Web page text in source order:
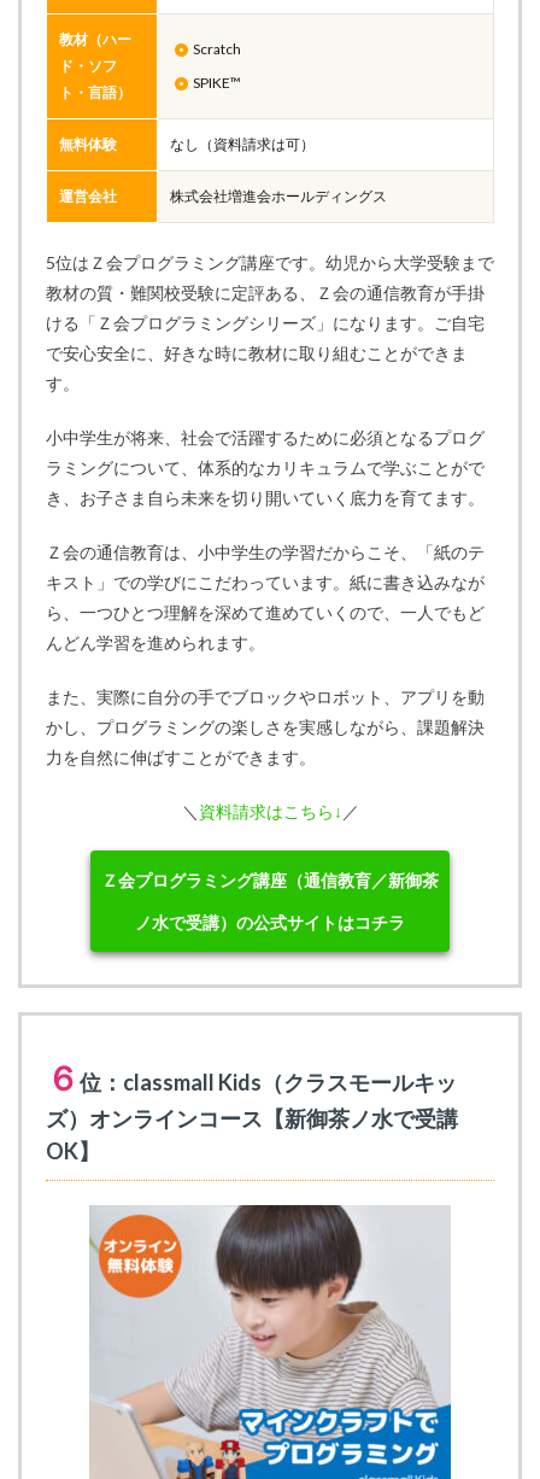
教材（ハー
ド・ソフ
ト・言語）
Scratch
SPIKE™
無料体験 なし（資料請求は可）
運営会社 株式会社増進会ホールディングス
5位はＺ会プログラミング講座です。幼児から大学受験まで
教材の質・難関校受験に定評ある、Ｚ会の通信教育が手掛
ける「Ｚ会プログラミングシリーズ」になります。ご自宅
で安心安全に、好きな時に教材に取り組むことができま
す。
小中学生が将来、社会で活躍するために必須となるプログ
ラミングについて、体系的なカリキュラムで学ぶことがで
き、お子さま自ら未来を切り開いていく底力を育てます。
Ｚ会の通信教育は、小中学生の学習だからこそ、「紙のテ
キスト」での学びにこだわっています。紙に書き込みなが
ら、一つひとつ理解を深めて進めていくので、一人でもど
んどん学習を進められます。
また、実際に自分の手でブロックやロボット、アプリを動
かし、プログラミングの楽しさを実感しながら、課題解決
力を自然に伸ばすことができます。
＼ 資料請求はこちら↓ ／
Ｚ会プログラミング講座（通信教育／新御茶
ノ水で受講）の公式サイトはコチラ
６ 位：classmall Kids（クラスモールキッ
ズ）オンラインコース【新御茶ノ水で受講
OK】